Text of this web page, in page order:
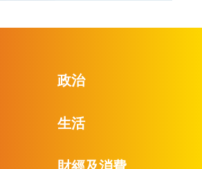
政治
生活
財經及消費